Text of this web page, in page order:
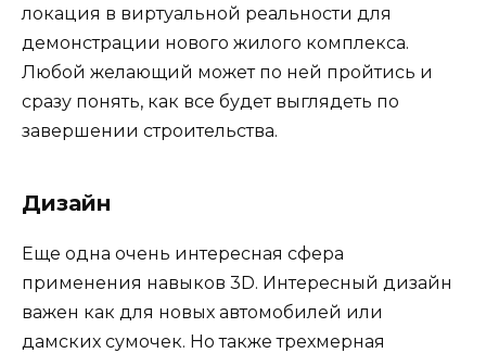
локация в виртуальной реальности для
демонстрации нового жилого комплекса.
Любой желающий может по ней пройтись и
сразу понять, как все будет выглядеть по
завершении строительства.
Дизайн
Еще одна очень интересная сфера
применения навыков 3D. Интересный дизайн
важен как для новых автомобилей или
дамских сумочек. Но также трехмерная